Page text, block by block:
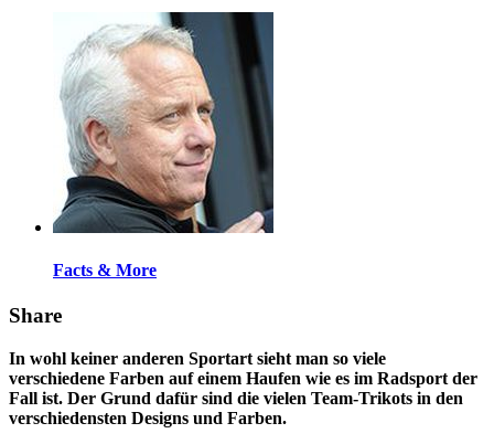
Facts & More
Share
In wohl keiner anderen Sportart sieht man so viele
verschiedene Farben auf einem Haufen wie es im Radsport der
Fall ist. Der Grund dafür sind die vielen Team-Trikots in den
verschiedensten Designs und Farben.